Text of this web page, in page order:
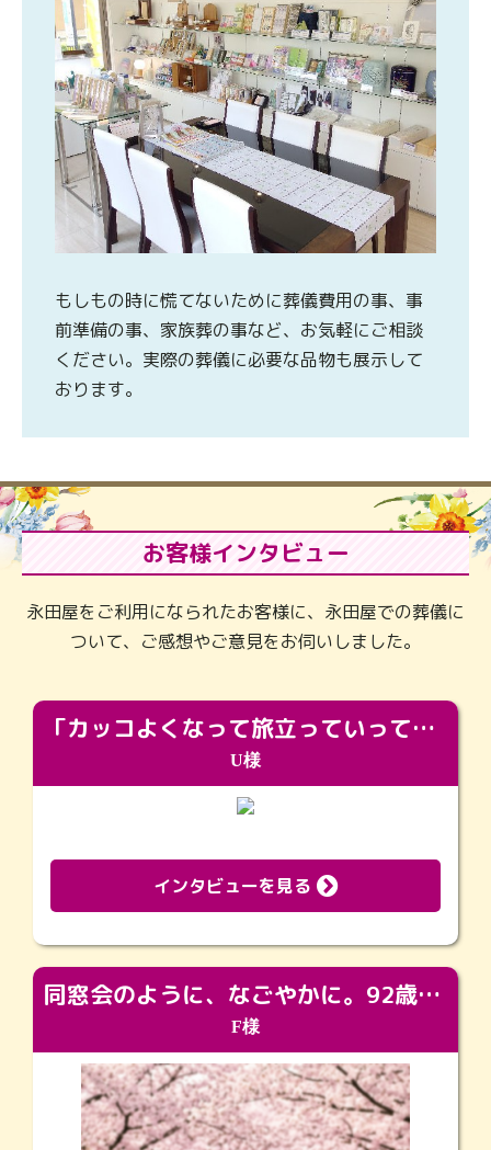
もしもの時に慌てないために葬儀費用の事、事
前準備の事、家族葬の事など、お気軽にご相談
ください。実際の葬儀に必要な品物も展示して
おります。
お客様インタビュー
永田屋をご利用になられたお客様に、永田屋での葬儀に
ついて、ご感想やご意見をお伺いしました。
「カッコよくなって旅立っていってくれました（笑）もっとカッコいいって言ってあげればよかったな」
U様
インタビューを見る
同窓会のように、なごやかに。92歳の旅立ちを彩った、再会と感謝の場
F様